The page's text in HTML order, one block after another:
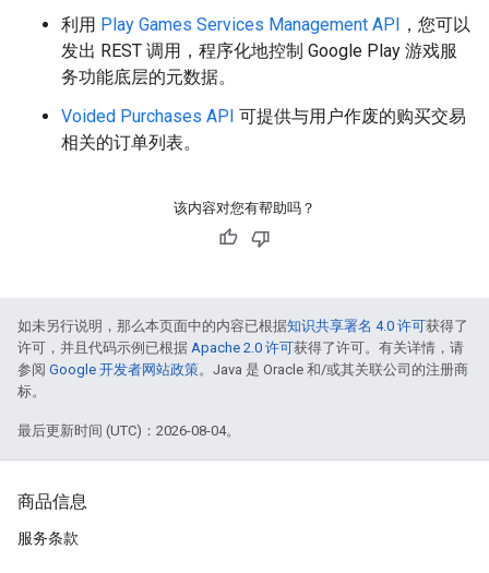
利用 Play Games Services Management API ，您可以
发出 REST 调用，程序化地控制 Google Play 游戏服
务功能底层的元数据。
Voided Purchases API 可提供与用户作废的购买交易
相关的订单列表。
该内容对您有帮助吗？
如未另行说明，那么本页面中的内容已根据知识共享署名 4.0 许可获得了
许可，并且代码示例已根据 Apache 2.0 许可获得了许可。有关详情，请
参阅 Google 开发者网站政策。Java 是 Oracle 和/或其关联公司的注册商
标。
最后更新时间 (UTC)：2026-08-04。
商品信息
服务条款